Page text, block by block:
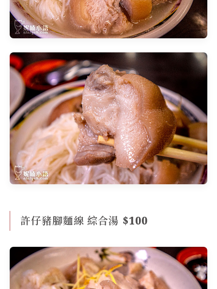
許仔豬腳麵線 綜合湯 $100